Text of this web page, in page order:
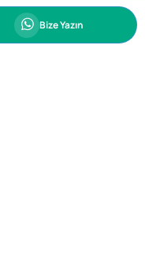
Whatsapp
Bize Yazın